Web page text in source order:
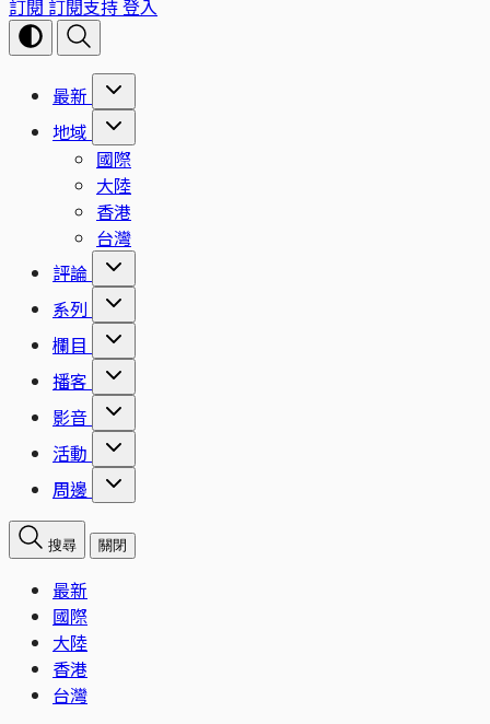
訂閱 訂閱支持登入
最新
地域
國際
大陸
香港
台灣
評論
系列
欄目
播客
影音
活動
周邊
搜尋 關閉
最新
國際
大陸
香港
台灣